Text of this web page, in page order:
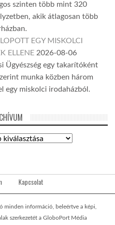
szinten több mint 320
akik átlagosan több
EGY MISKOLCI
ELLENE 2026-08-06
Ügyészség egy takarítóként
munka közben három
miskolci irodaházból.
Kapcsolat
információ, beleértve a képi,
szerkezetét a GloboPort Média